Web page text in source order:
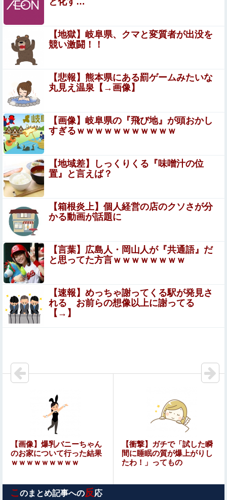
【悲報】ディズニーのおいなり巻（600円）、卑
猥すぎて賛否両論wwwwwwwwwwww
【画像】宇垣美里「学生時代は全然モテなかったです」←
これほんまかぁ？w w w w w w w w
【悲報】高市政権「永住許可厳格化するわ」外国人さん
「もう日本ええわ…」
連れて行かれた
オコエ瑠偉、メキシコに渡って2球団を即クビ→SNS更新
が3ヶ月間止まって消息不明に
【閲覧注意】ENHYPEN・NI-KIファン「みなちゃん」
（キャバ嬢・MINA）自殺動画
大阪のホテル、ヤバすぎて大炎上…「大阪の洗礼を受けま
した」
特定外来カミキリムシに1匹300円の賞金をかけた高崎市、
初日に1170匹持ち込まれる
【ウマ娘】セイちゃんの攻撃力を見よ！！！
【画像】「マスク美人さん、また我々を欺く」
←←←←海外でも流行りだすｗｗｗｗｗ
村重杏奈、写真集ヌードがエロい！乳首透け、巨乳おっぱ
に達した理由ｗｗｗｗ
【バンダイ】 「食玩」「プライズ」「ガシャポン」2026
海外「飛田新地でこんなアイドル級の子と即ハメできるの
かよ」⇒ 晒された無修正動画がコチラ
福戸あやアナ 脇チラ見え！！
【地獄】岐阜県、クマと変質者が出没を
競い激闘！！
【悲報】熊本県にある罰ゲームみたいな
丸見え温泉【→画像】
【画像】岐阜県の『飛び地』が頭おかし
すぎるｗｗｗｗｗｗｗｗｗｗｗ
【地域差】しっくりくる『味噌汁の位
置』と言えば？
【箱根炎上】個人経営の店のクソさが分
かる動画が話題に
【言葉】広島人・岡山人が『共通語』だ
と思ってた方言ｗｗｗｗｗｗｗｗ
【速報】めっちゃ謝ってくる駅が発見さ
れる お前らの想像以上に謝ってる
【→】
【画像】爆乳バニーちゃん
のお家について行った結果
ｗｗｗｗｗｗｗｗｗ
【衝撃】ガチで「試した瞬
間に睡眠の質が爆上がりし
たわ！」ってもの
こ のまとめ記事への反応